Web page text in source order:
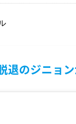
退のジニョ